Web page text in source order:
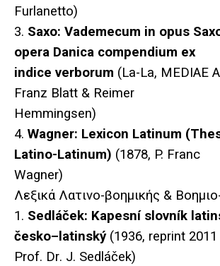
Furlanetto)
3. Saxo: Vademecum in opus
opera Danica compendium ex
indice verborum (La-La, MEDIAE
Franz Blatt & Reimer
Hemmingsen)
4. Wagner: Lexicon Latinum
Latino-Latinum) (1878, P. Franc
Wagner)
Λεξικά Λατινο-βοημικής &
1. Sedl áček: Kapesní slovník
česko– latinský(1936, reprint 2011
Prof. Dr. J. Sedl áček)